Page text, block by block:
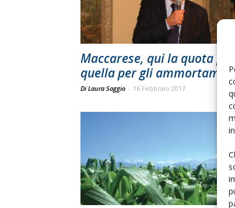
Maccarese, qui la quota più
quella per gli
Di Laura Saggio - 16 Febbraio 2017